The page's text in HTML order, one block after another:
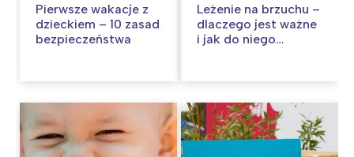
Pierwsze wakacje z
dzieckiem – 10 zasad
bezpieczeństwa
Leżenie na brzuchu –
dlaczego jest ważne
i jak do niego